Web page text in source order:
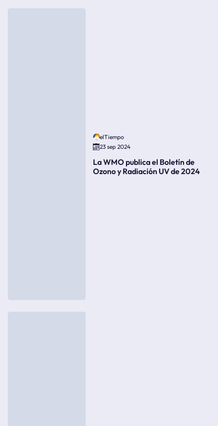
elTiempo
23 sep 2024
La WMO publica el Boletín de
Ozono y Radiación UV de 2024